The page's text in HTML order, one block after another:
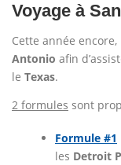
Voyage à
Cette année
Antonio afin
le Texas.
2 formules sont
Formule #1
les Detroit